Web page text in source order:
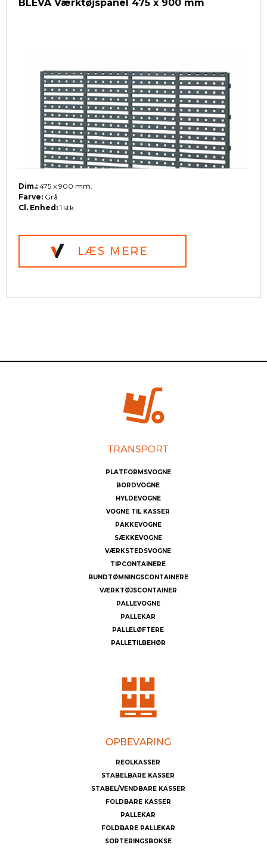
BLEVA Værktøjspanel 475 x 900 mm
Dim.: 475 x 900 mm.
Farve: Grå
Cl. Enhed: 1 stk.
PLATFORMSVOGNE
BORDVOGNE
HYLDEVOGNE
VOGNE TIL KASSER
PAKKEVOGNE
SÆKKEVOGNE
VÆRKSTEDSVOGNE
TIPCONTAINERE
BUNDTØMNINGSCONTAINERE
VÆRKTØJSCONTAINER
PALLEVOGNE
PALLEKAR
PALLELØFTERE
PALLETILBEHØR
REOLKASSER
STABELBARE KASSER
STABEL/VENDBARE KASSER
FOLDBARE KASSER
PALLEKAR
FOLDBARE PALLEKAR
SORTERINGSBOKSE